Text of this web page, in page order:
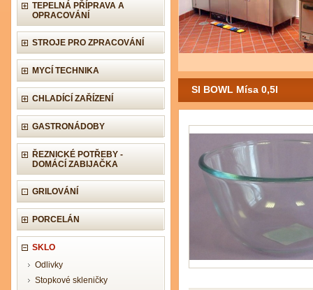
TEPELNÁ PŘÍPRAVA A
OPRACOVÁNÍ
STROJE PRO ZPRACOVÁNÍ
MYCÍ TECHNIKA
CHLADÍCÍ ZAŘÍZENÍ
GASTRONÁDOBY
ŘEZNICKÉ POTŘEBY -
DOMÁCÍ ZABIJAČKA
GRILOVÁNÍ
PORCELÁN
SKLO
Odlivky
Stopkové skleničky
SI BOWL Mísa 0,5l